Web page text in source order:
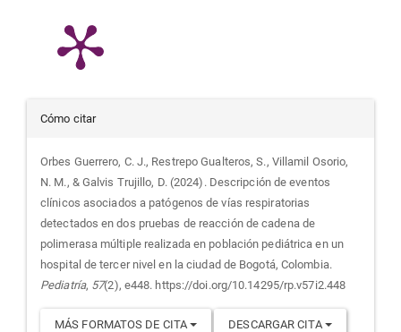
Detalles
del
artículo
Cómo citar
Orbes Guerrero, C. J., Restrepo Gualteros, S., Villamil Osorio,
N. M., & Galvis Trujillo, D. (2024). Descripción de eventos
clínicos asociados a patógenos de vías respiratorias
detectados en dos pruebas de reacción de cadena de
polimerasa múltiple realizada en población pediátrica en un
hospital de tercer nivel en la ciudad de Bogotá, Colombia.
Pediatría, 57(2), e448. https://doi.org/10.14295/rp.v57i2.448
MÁS FORMATOS DE CITA DESCARGAR CITA